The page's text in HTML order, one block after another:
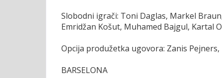
Slobodni igrači: Toni Daglas, Markel
Emridžan Košut, Muhamed Bajgul, Kartal
Opcija produžetka ugovora: Zanis Pejners,
BARSELONA